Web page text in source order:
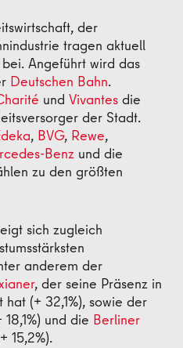
der
tragen aktuell
Angeführt wird das
Deutschen Bahn.
und Vivantes die
der Stadt.
, BVG, Rewe,
Benz und die
zu den größten
sich zugleich
anderem der
, der seine Präsenz in
(+ 32,1%), sowie der
18,1%) und die Berliner
15,2%).